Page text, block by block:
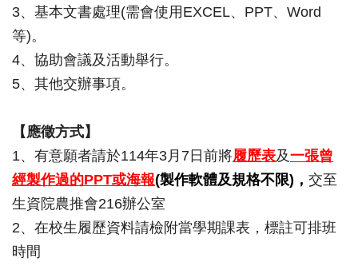
3、基本文書處理(需會使用EXCEL、PPT、Word
等)。
4、協助會議及活動舉行。
5、其他交辦事項。
【應徵方式】
1、有意願者請於114年3月​7日前​將履歷表​及一張曾
經製作過的PPT或海報(製作軟體及規格不限)， 交至​
生資院農推會216辦公室​
2、在校生履歷資料請檢附當學期課表，標註可排班
時間